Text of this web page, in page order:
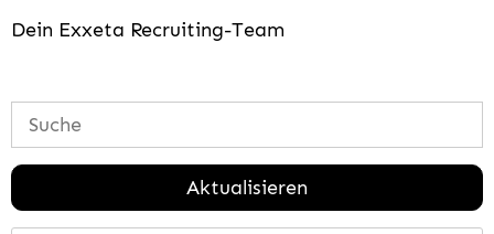
Dein Exxeta Recruiting-Team
Aktualisieren